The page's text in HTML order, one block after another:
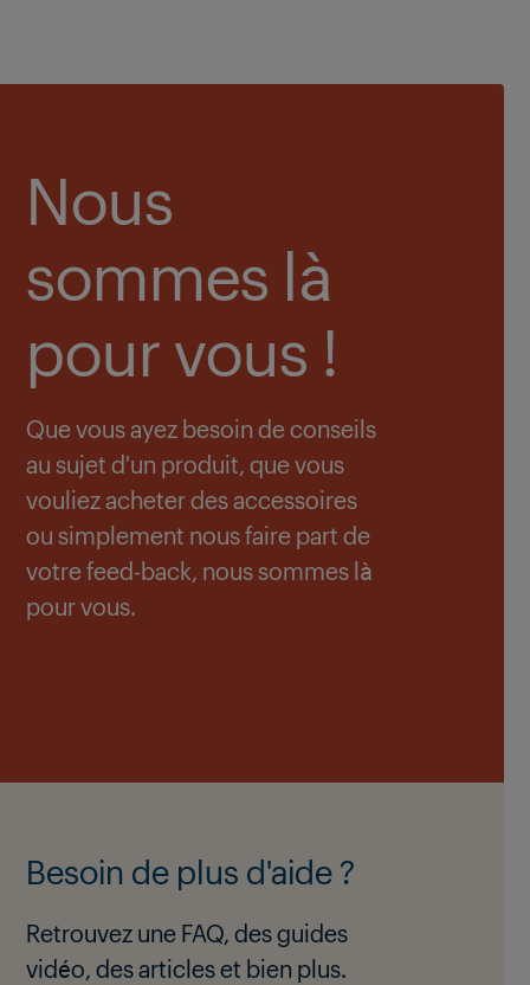
Nous
sommes là
pour vous !
Que vous ayez besoin de conseils
au sujet d'un produit, que vous
vouliez acheter des accessoires
ou simplement nous faire part de
votre feed-back, nous sommes là
pour vous.
Besoin de plus d'aide ?
Retrouvez une FAQ, des guides
vidéo, des articles et bien plus.